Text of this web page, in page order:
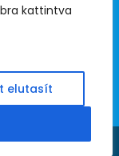
kattintva
elutasít